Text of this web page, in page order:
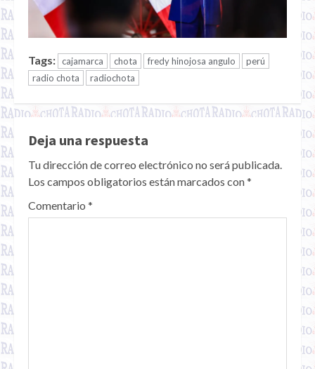
Tags: cajamarca chota fredy hinojosa angulo
perú
radio chota
radiochota
Deja una respuesta
Tu dirección de correo electrónico no será publicada.
Los campos obligatorios están marcados con*
Comentario *